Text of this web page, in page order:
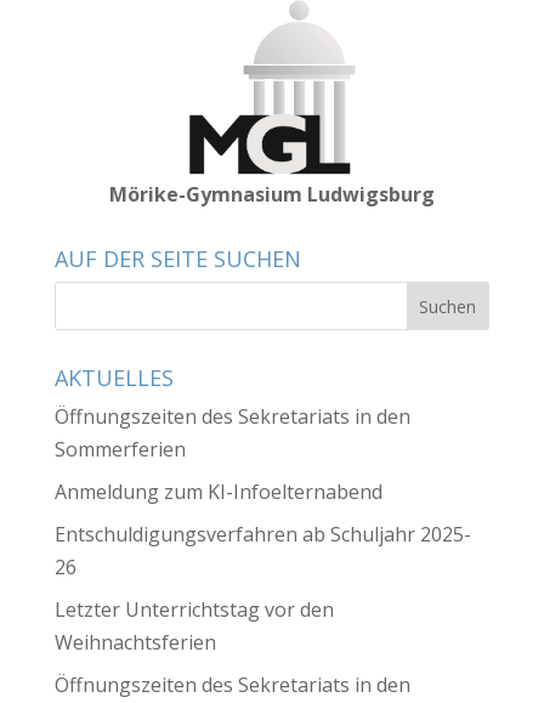
Mörike-Gymnasium Ludwigsburg
AUF DER SEITE SUCHEN
AKTUELLES
Öffnungszeiten des Sekretariats in den
Sommerferien
Anmeldung zum KI-Infoelternabend
Entschuldigungsverfahren ab Schuljahr 2025-
26
Letzter Unterrichtstag vor den
Weihnachtsferien
Öffnungszeiten des Sekretariats in den